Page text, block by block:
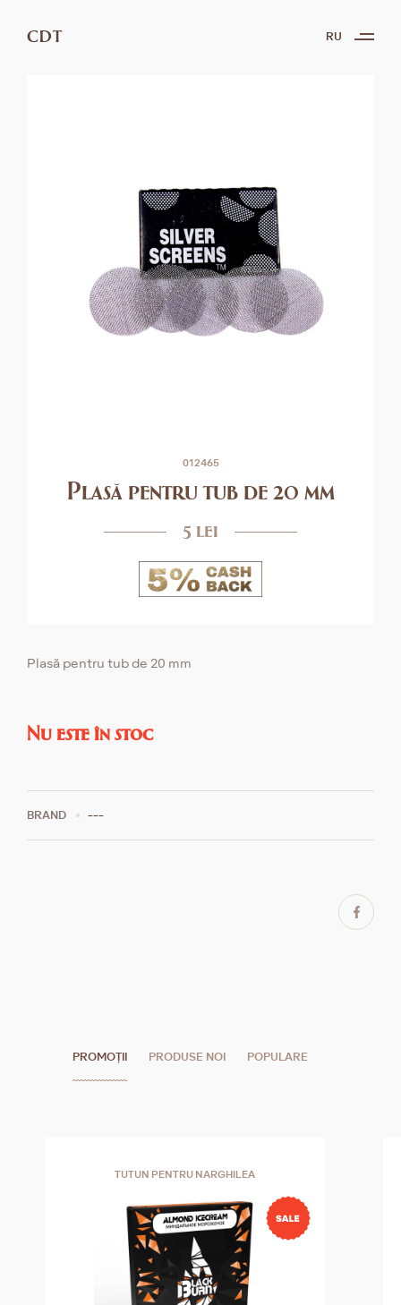
CDT RU
012465
Plasă pentru tub de 20 mm
5 lei
Plasă pentru tub de 20 mm
Nu este în stoc
BRAND ---
PROMOȚII PRODUSE NOI POPULARE
TUTUN PENTRU NARGHILEA